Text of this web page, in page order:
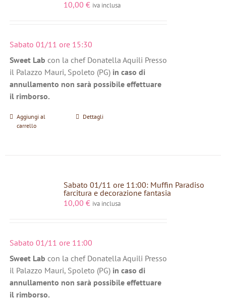
10,00 € iva inclusa
Sabato 01/11 ore 15:30
Sweet Lab con la chef Donatella Aquili Presso
il Palazzo Mauri, Spoleto (PG) in caso di
annullamento non sarà possibile effettuare
il rimborso.
Aggiungi al
carrello
Dettagli
Sabato 01/11 ore 11:00: Muffin Paradiso
farcitura e decorazione fantasia
10,00 € iva inclusa
Sabato 01/11 ore 11:00
Sweet Lab con la chef Donatella Aquili Presso
il Palazzo Mauri, Spoleto (PG) in caso di
annullamento non sarà possibile effettuare
il rimborso.